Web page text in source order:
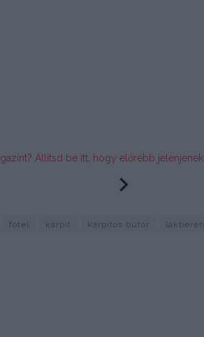
Állítsd be itt, hogy előrébb
fotel kárpit kárpitos bútor